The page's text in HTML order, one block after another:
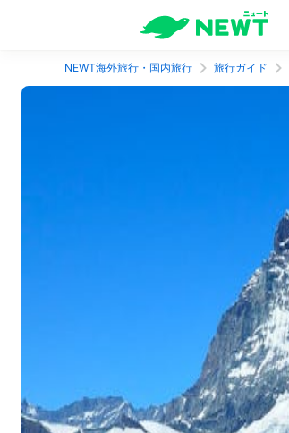
NEWT海外旅行・国内旅行 旅行ガイド